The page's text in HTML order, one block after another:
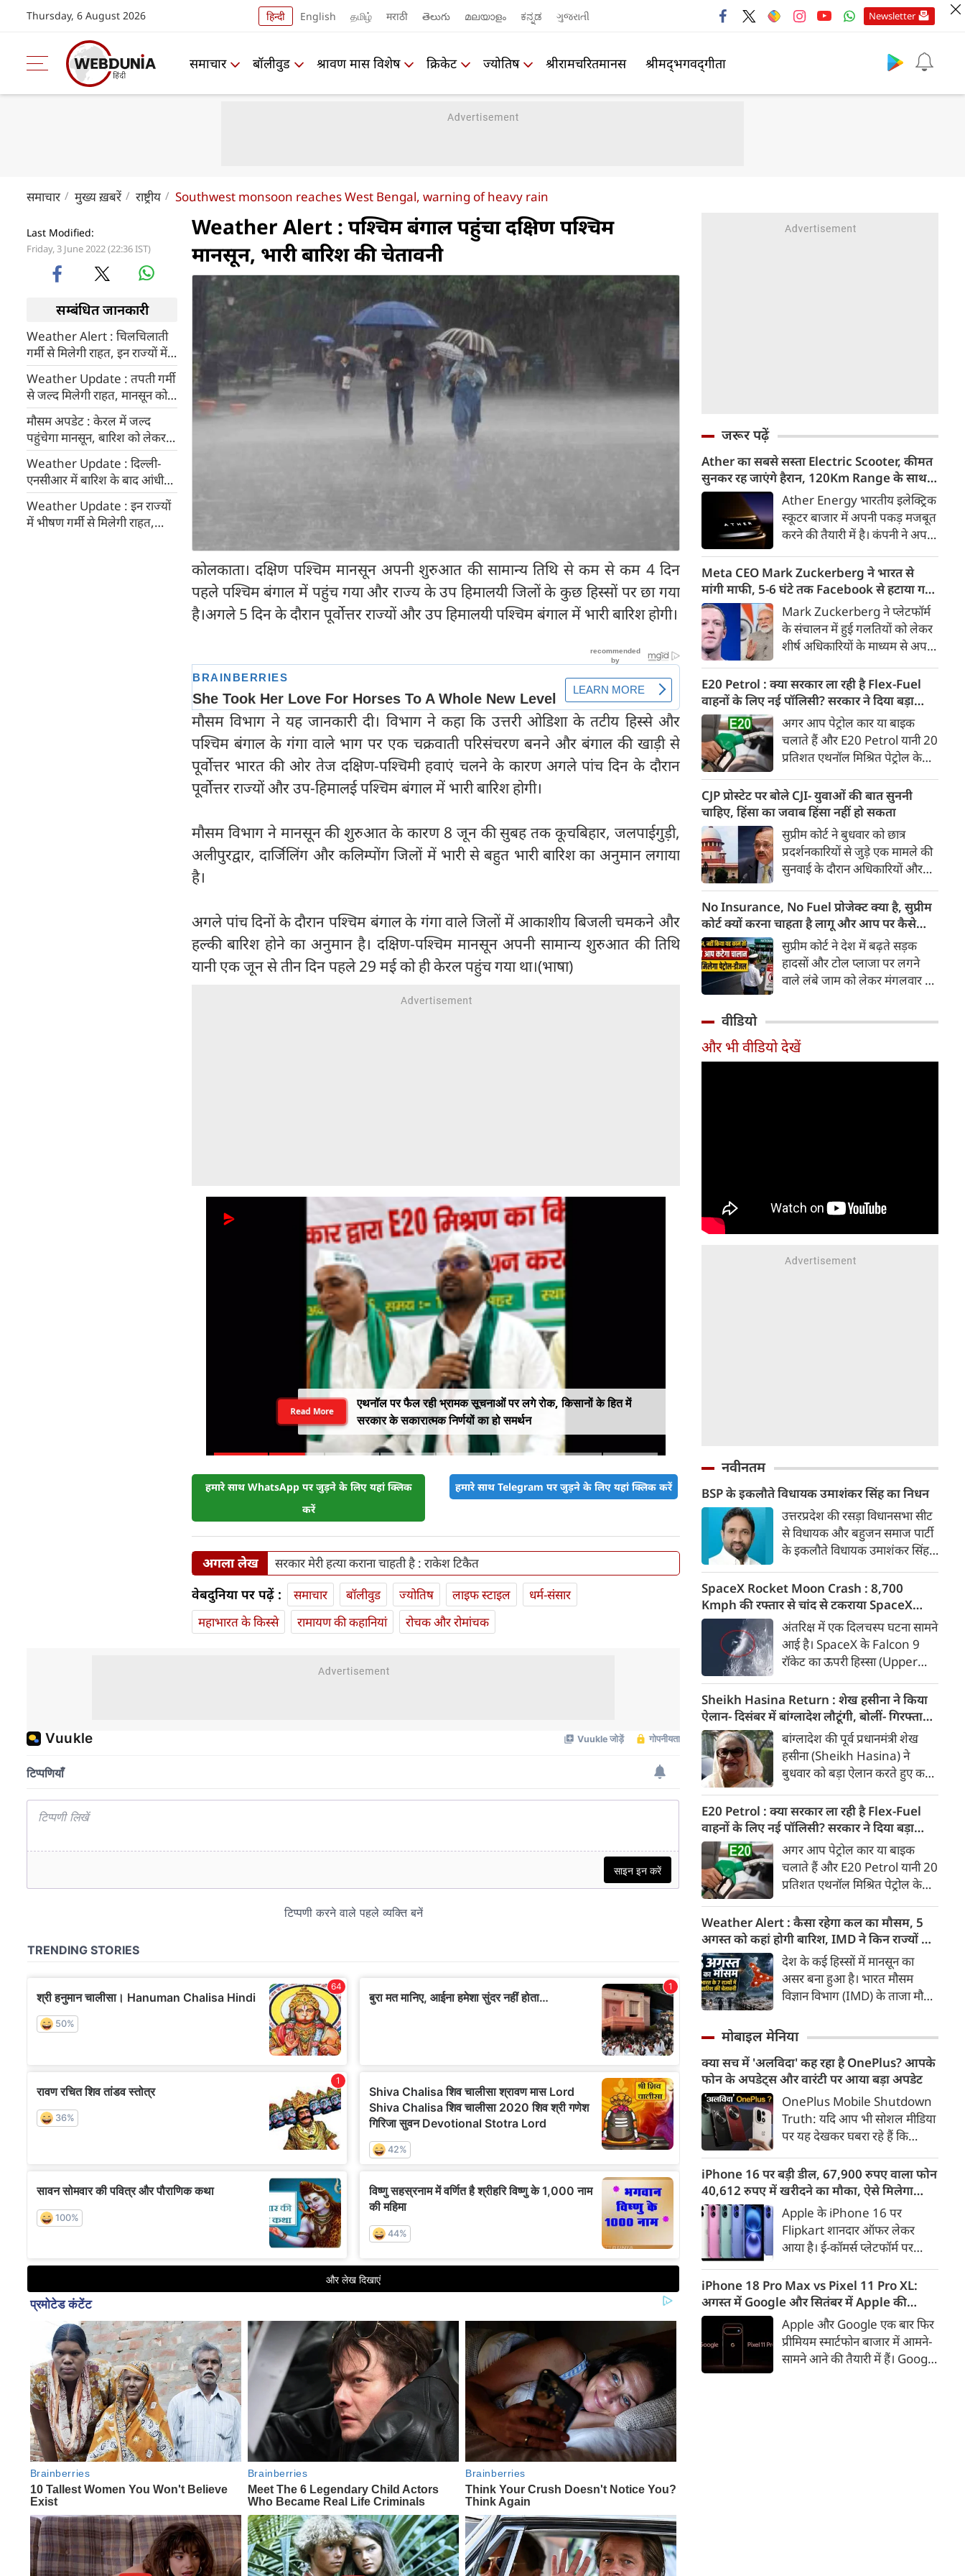
Thursday, 6 August 2026 हिन्दी English தமிழ் मराठी తెలుగు മലയാളം ಕನ್ನಡ ગુજરાતી Newsletter
समाचार बॉलीवुड श्रावण मास विशेष क्रिकेट ज्योतिष श्रीरामचरितमानस श्रीमद्‍भगवद्‍गीता
समाचार मुख्य ख़बरें राष्ट्रीय Southwest monsoon reaches West Bengal, warning of heavy rain
Last Modified:
Friday, 3 June 2022 (22:36 IST)
सम्बंधित जानकारी
Weather Alert : चिलचिलाती
गर्मी से मिलेगी राहत, इन राज्यों में
बारिश का अलर्ट
Weather Update : तपती गर्मी
से जल्द मिलेगी राहत, मानसून को
लेकर IMD का अलर्ट
मौसम अपडेट : केरल में जल्‍द
पहुंचेगा मानसून, बारिश को लेकर
IMD ने जारी किया अलर्ट
Weather Update : दिल्ली-
एनसीआर में बारिश के बाद आंधी
का कहर, कई पेड़ उखड़े, यातायात
प्रभावित
Weather Update : इन राज्यों
में भीषण गर्मी से मिलेगी राहत,
Weather Alert : पश्चिम बंगाल पहुंचा दक्षिण पश्चिम
मानसून, भारी बारिश की चेतावनी
कोलकाता। दक्षिण पश्चिम मानसून अपनी शुरुआत की सामान्य तिथि से कम से कम 4 दिन
पहले पश्चिम बंगाल में पहुंच गया और राज्य के उप हिमालयी जिलों के कुछ हिस्सों पर छा गया
है।अगले 5 दिन के दौरान पूर्वोत्तर राज्यों और उप हिमालयी पश्चिम बंगाल में भारी बारिश होगी।
मौसम विभाग ने यह जानकारी दी। विभाग ने कहा कि उत्तरी ओडिशा के तटीय हिस्से और
पश्चिम बंगाल के गंगा वाले भाग पर एक चक्रवाती परिसंचरण बनने और बंगाल की खाड़ी से
पूर्वोत्तर भारत की ओर तेज दक्षिण-पश्चिमी हवाएं चलने के कारण अगले पांच दिन के दौरान
पूर्वोत्तर राज्यों और उप-हिमालई पश्चिम बंगाल में भारी बारिश होगी।
मौसम विभाग ने मानसून की शुरुआत के कारण 8 जून की सुबह तक कूचबिहार, जलपाईगुड़ी,
अलीपुरद्वार, दार्जिलिंग और कलिम्पोंग जिलों में भारी से बहुत भारी बारिश का अनुमान लगाया
है।
अगले पांच दिनों के दौरान पश्चिम बंगाल के गंगा वाले जिलों में आकाशीय बिजली चमकने और
हल्की बारिश होने का अनुमान है। दक्षिण-पश्चिम मानसून अपनी सामान्य शुरुआत की तिथि
यानी एक जून से तीन दिन पहले 29 मई को ही केरल पहुंच गया था।(भाषा)
एथनॉल पर फैल रही भ्रामक सूचनाओं पर लगे रोक, किसानों के हित में
सरकार के सकारात्मक निर्णयों का हो समर्थन
Read More
हमारे साथ WhatsApp पर जुड़ने के लिए यहां क्लिक
करें
हमारे साथ Telegram पर जुड़ने के लिए यहां क्लिक करें
अगला लेख सरकार मेरी हत्या कराना चाहती है : राकेश टिकैत
वेबदुनिया पर पढ़ें : समाचार बॉलीवुड ज्योतिष लाइफ स्‍टाइल
धर्म-संसार
महाभारत के किस्से
रामायण की कहानियां रोचक और रोमांचक
जरूर पढ़ें
Ather का सबसे सस्ता Electric Scooter, कीमत
सुनकर रह जाएंगे हैरान, 120Km Range के साथ
आएगा Konarc Ather Energy भारतीय इलेक्ट्रिक
स्कूटर बाजार में अपनी पकड़ मजबूत
करने की तैयारी में है। कंपनी ने अपने
इलेक्ट्रिक स्कूटर का पहला वीडियो
टीजर जारी कर दिया है। इस नए
इलेक्ट्रिक स्कूटर का नाम Ather
Konarc बताया गया है। कंपनी इसे
29 अगस्त 2026 को होने वाले
Ather Annual Community
Day के दौरान भारतीय बाजार में पेश
करेगी।
Meta CEO Mark Zuckerberg ने भारत से
मांगी माफी, 5-6 घंटे तक Facebook से हटाया गया
था PM Modi का वीडियोMark Zuckerberg ने प्लेटफॉर्म
के संचालन में हुई गलतियों को लेकर
शीर्ष अधिकारियों के माध्यम से अपनी
बैठक के दौरान Meta ने यह भी
स्वीकार किया कि कुछ खास तरह के
कंटेंट को ज्यादा लोगों तक पहुंचाने के
लिए बड़ी रकम का भुगतान किया
गया था। सूत्र के मुताबिक, Meta ने
गलती स्वीकार करते हुए माफी मांगी
और इस पर अफसोस जताया।
E20 Petrol : क्या सरकार ला रही है Flex-Fuel
वाहनों के लिए नई पॉलिसी? सरकार ने दिया बड़ा
अपडेट
अगर आप पेट्रोल कार या बाइक
चलाते हैं और E20 Petrol यानी 20
प्रतिशत एथनॉल मिश्रित पेट्रोल के
आपके लिए बड़ी खबर है। भारी
उद्योग मंत्रालय ने स्पष्ट किया है कि
20 प्रतिशत से अधिक एथनॉल
मिश्रित ईंधन पर चलने वाले Flex-
Fuel वाहनों को बढ़ावा देने के लिए
सरकार ने अलग से कोई राष्ट्रीय नीति
नहीं बनाई है। मंत्रालय ने यह भी स्पष्ट
किया कि Flex-Fuel और Electric
Vehicles को प्रोत्साहित करने को
लेकर उसने फिलहाल कोई अलग
अध्ययन नहीं कराया है।
CJP प्रोस्टेट पर बोले CJI- युवाओं की बात सुननी
चाहिए, हिंसा का जवाब हिंसा नहीं हो सकता
सुप्रीम कोर्ट ने बुधवार को छात्र
प्रदर्शनकारियों से जुड़े एक मामले की
सुनवाई के दौरान अधिकारियों और
दी। कोर्ट ने कहा कि युवा छात्रों के
विरोध प्रदर्शन के दौरान हिंसा रोकने के
लिए अगर हिंसक तरीके अपनाए गए,
तो इससे स्थिति और बिगड़ सकती है।
No Insurance, No Fuel प्रोजेक्ट क्या है, सुप्रीम
कोर्ट क्यों करना चाहता है लागू और आप पर कैसे
पड़ेगा असर
सुप्रीम कोर्ट ने देश में बढ़ते सड़क
हादसों और टोल प्लाजा पर लगने
वाले लंबे जाम को लेकर मंगलवार को
निर्देश दिया है। इसके तहत पारंपरिक
टोल प्लाजा की जगह Automatic
वीडियो
और भी वीडियो देखें
नवीनतम
BSP के इकलौते विधायक उमाशंकर सिंह का निधन
उत्तरप्रदेश की रसड़ा विधानसभा सीट
से विधायक और बहुजन समाज पार्टी
के इकलौते विधायक उमाशंकर सिंह
की रसड़ा विधानसभा सीट से विधायक
थे। उमाशंकर सिंह पिछले कुछ समय
से गंभीर बीमारी से पीड़ित थे।
SpaceX Rocket Moon Crash : 8,700
Kmph की रफ्तार से चांद से टकराया SpaceX
रॉकेट का हिस्सा, वैज्ञानिकों ने टेलीस्कोप से रखी
नजर, देखें Video
अंतरिक्ष में एक दिलचस्प घटना सामने
आई है। SpaceX के Falcon 9
रॉकेट का ऊपरी हिस्सा (Upper
है। वैज्ञानिकों के अनुमान के मुताबिक,
यह टक्कर करीब 8,700 किलोमीटर
प्रति घंटे की रफ्तार से हुई।
Sheikh Hasina Return : शेख हसीना ने किया
ऐलान- दिसंबर में बांग्लादेश लौटूंगी, बोलीं- गिरफ्तारी
या मौत का भी डर नहीं, भारत ने कार्यक्रम से क्यों
बनाई दूरी
बांग्लादेश की पूर्व प्रधानमंत्री शेख
हसीना (Sheikh Hasina) ने
बुधवार को बड़ा ऐलान करते हुए कहा
लौटना चाहती हैं। नई दिल्ली से अपने
पहले वर्चुअल मीडिया संबोधन में
हसीना ने कहा कि उन्हें पता है कि
वापसी पर गिरफ्तारी, जेल या जान
को खतरा हो सकता है, लेकिन वह इन
आशंकाओं के कारण अपने लोगों से
दूर नहीं रह सकतीं।
E20 Petrol : क्या सरकार ला रही है Flex-Fuel
वाहनों के लिए नई पॉलिसी? सरकार ने दिया बड़ा
अपडेट
अगर आप पेट्रोल कार या बाइक
चलाते हैं और E20 Petrol यानी 20
प्रतिशत एथनॉल मिश्रित पेट्रोल के
आपके लिए बड़ी खबर है। भारी
उद्योग मंत्रालय ने स्पष्ट किया है कि
20 प्रतिशत से अधिक एथनॉल
मिश्रित ईंधन पर चलने वाले Flex-
Fuel वाहनों को बढ़ावा देने के लिए
सरकार ने अलग से कोई राष्ट्रीय नीति
Weather Alert : कैसा रहेगा कल का मौसम, 5
अगस्त को कहां होगी बारिश, IMD ने किन राज्यों के
लिए जारी किया अलर्टदेश के कई हिस्सों में मानसून का
असर बना हुआ है। भारत मौसम
विज्ञान विभाग (IMD) के ताजा मौसम
के दौरान पूर्वी और पूर्वोत्तर भारत के
बारिश होने की संभावना है। वहीं,
आज यानी 5 अगस्त को मेघालय में
कुछ स्थानों पर अत्यंत भारी बारिश
की आशंका जताई गई है।
मोबाइल मेनिया
क्या सच में 'अलविदा' कह रहा है OnePlus? आपके
फोन के अपडेट्स और वारंटी पर आया बड़ा अपडेट
OnePlus Mobile Shutdown
Truth: यदि आप भी सोशल मीडिया
पर यह देखकर घबरा रहे हैं कि
तो थोड़ा ठहरिए! टेक वर्ल्ड में किसी
समय 'फ्लैगशिप किलर' के नाम से
मशहूर इस ब्रांड को लेकर इंटरनेट पर
लगातार कयासबाजी का दौर जारी है।
iPhone 16 पर बड़ी डील, 67,900 रुपए वाला फोन
40,612 रुपए में खरीदने का मौका, ऐसे मिलेगा
डिस्काउंट
Apple के iPhone 16 पर
Flipkart शानदार ऑफर लेकर
आया है। ई-कॉमर्स प्लेटफॉर्म पर
कीमत सीधे डिस्काउंट के बाद
67,900 रुपए हो गई है। वहीं, अगर
ग्राहक एक्सचेंज ऑफर और चुनिंदा
बैंक कार्ड के डिस्काउंट का फायदा
उठाते हैं, तो इस फोन को प्रभावी तौर
पर सिर्फ 40,612 रुप में खरीदा जा
iPhone 18 Pro Max vs Pixel 11 Pro XL:
अगस्त में Google और सितंबर में Apple की
टक्कर, जानें कौन होगा सबसे दमदार?
Apple और Google एक बार फिर
प्रीमियम स्मार्टफोन बाजार में आमने-
सामने आने की तैयारी में हैं। Google